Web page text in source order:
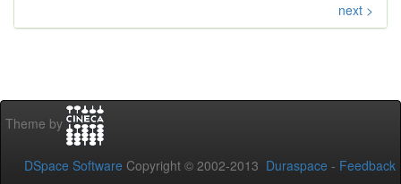
next >
Theme by
DSpace Software Copyright © 2002-2013 Duraspace - Feedback